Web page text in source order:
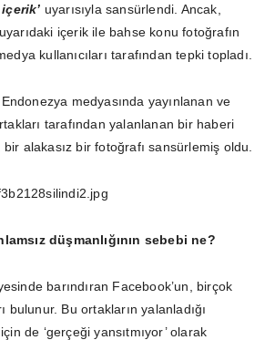
içerik’ uyarısıyla sansürlendi. Ancak,
içerik ile bahse konu fotoğrafın
kullanıcıları tarafından tepki topladı.
medyasında yayınlanan ve
tarafından yalanlanan bir haberi
alakasız bir fotoğrafı sansürlemiş oldu.
düşmanlığının sebebi ne?
barındıran Facebook’un, birçok
bulunur. Bu ortakların yalanladığı
de ‘gerçeği yansıtmıyor’ olarak